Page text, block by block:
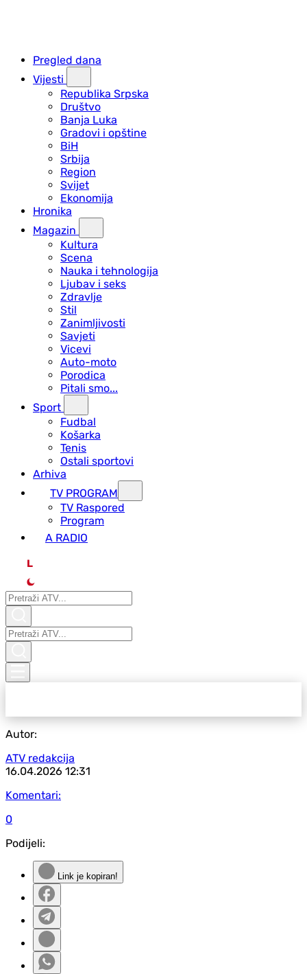
Pregled dana
Vijesti
Republika Srpska
Društvo
Banja Luka
Gradovi i opštine
BiH
Srbija
Region
Svijet
Ekonomija
Hronika
Magazin
Kultura
Scena
Nauka i tehnologija
Ljubav i seks
Zdravlje
Stil
Zanimljivosti
Savjeti
Vicevi
Auto-moto
Porodica
Pitali smo...
Sport
Fudbal
Košarka
Tenis
Ostali sportovi
Arhiva
TV PROGRAM
ТV Raspored
Program
A RADIO
L
Autor:
ATV redakcija
16.04.2026 12:31
Komentari:
0
Podijeli:
Link je kopiran!